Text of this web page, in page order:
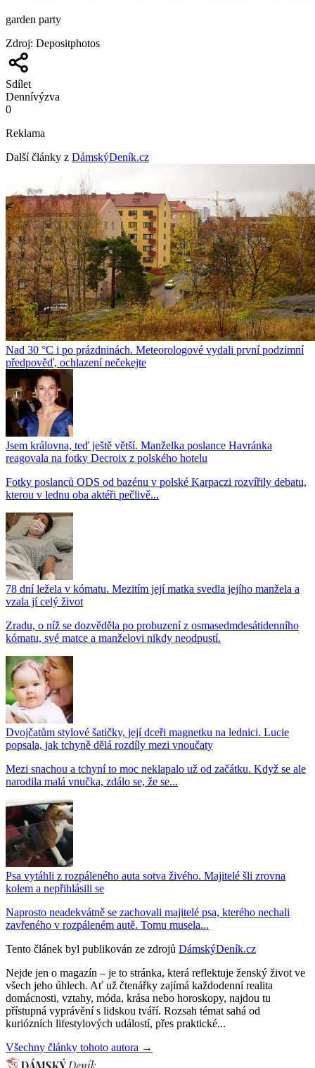
garden party
Zdroj: Depositphotos
Sdílet
Dennívýzva
0
Reklama
Další články z DámskýDeník.cz
Nad 30 °C i po prázdninách. Meteorologové vydali první podzimní
předpověď, ochlazení nečekejte
Jsem královna, teď ještě větší. Manželka poslance Havránka
reagovala na fotky Decroix z polského hotelu
Fotky poslanců ODS od bazénu v polské Karpaczi rozvířily debatu,
kterou v lednu oba aktéři pečlivě...
78 dní ležela v kómatu. Mezitím její matka svedla jejího manžela a
vzala jí celý život
Zradu, o níž se dozvěděla po probuzení z osmasedmdesátidenního
kómatu, své matce a manželovi nikdy neodpustí.
Dvojčatům stylové šatičky, její dceři magnetku na lednici. Lucie
popsala, jak tchyně dělá rozdíly mezi vnoučaty
Mezi snachou a tchyní to moc neklapalo už od začátku. Když se ale
narodila malá vnučka, zdálo se, že se...
Psa vytáhli z rozpáleného auta sotva živého. Majitelé šli zrovna
kolem a nepřihlásili se
Naprosto neadekvátně se zachovali majitelé psa, kterého nechali
zavřeného v rozpáleném autě. Tomu musela...
Tento článek byl publikován ze zdrojů DámskýDeník.cz
Nejde jen o magazín – je to stránka, která reflektuje ženský život ve
všech jeho úhlech. Ať už čtenářky zajímá každodenní realita
domácnosti, vztahy, móda, krása nebo horoskopy, najdou tu
přístupná vyprávění s lidskou tváří. Rozsah témat sahá od
kuriózních lifestylových událostí, přes praktické...
Všechny články tohoto autora →